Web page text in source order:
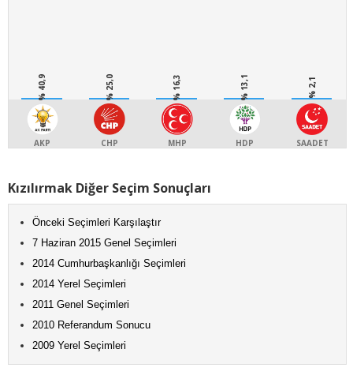
% 40,9
AKP
% 25,0
CHP
% 16,3
MHP
% 13,1
HDP
% 2,1
SAADET
Kızılırmak Diğer Seçim Sonuçları
Önceki Seçimleri Karşılaştır
7 Haziran 2015 Genel Seçimleri
2014 Cumhurbaşkanlığı Seçimleri
2014 Yerel Seçimleri
2011 Genel Seçimleri
2010 Referandum Sonucu
2009 Yerel Seçimleri